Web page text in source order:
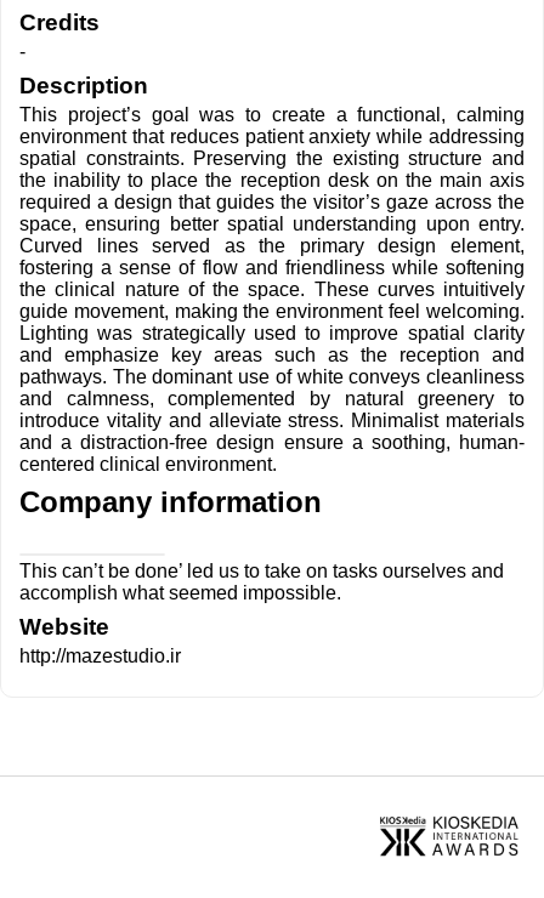
Credits
-
Description
This project’s goal was to create a functional, calming
environment that reduces patient anxiety while addressing
spatial constraints. Preserving the existing structure and
the inability to place the reception desk on the main axis
required a design that guides the visitor’s gaze across the
space, ensuring better spatial understanding upon entry.
Curved lines served as the primary design element,
fostering a sense of flow and friendliness while softening
the clinical nature of the space. These curves intuitively
guide movement, making the environment feel welcoming.
Lighting was strategically used to improve spatial clarity
and emphasize key areas such as the reception and
pathways. The dominant use of white conveys cleanliness
and calmness, complemented by natural greenery to
introduce vitality and alleviate stress. Minimalist materials
and a distraction-free design ensure a soothing, human-
centered clinical environment.
Company information
This can’t be done’ led us to take on tasks ourselves and
accomplish what seemed impossible.
Website
http://mazestudio.ir